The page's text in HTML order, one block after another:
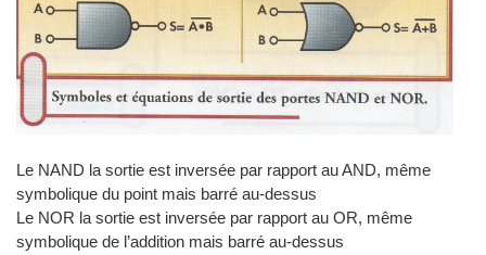
Le NAND la sortie est inversée par rapport au AND, même
symbolique du point mais barré au-dessus
Le NOR la sortie est inversée par rapport au OR, même
symbolique de l’addition mais barré au-dessus